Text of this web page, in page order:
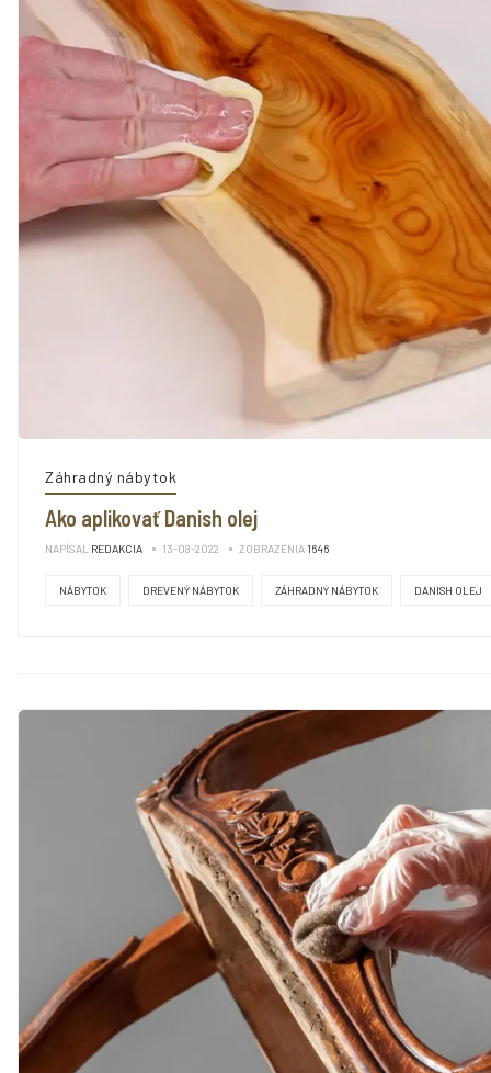
Záhradný nábytok
Ako aplikovať Danish olej
NAPÍSAL REDAKCIA 13-08-2022 ZOBRAZENIA 1646
NÁBYTOK DREVENÝ NÁBYTOK ZÁHRADNÝ NÁBYTOK DANISH OLEJ